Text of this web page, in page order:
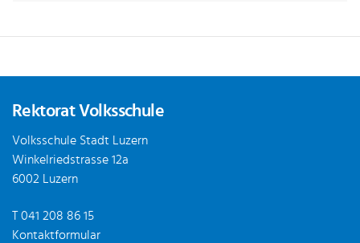
Rektorat Volksschule
Volksschule Stadt Luzern
Winkelriedstrasse 12a
6002 Luzern
T041 208 86 15
Kontaktformular